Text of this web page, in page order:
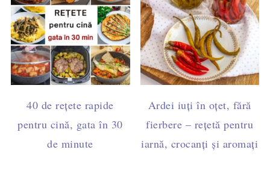
40 de rețete rapide
pentru cină, gata în 30
de minute
Ardei iuți în oțet, fără
fierbere – rețetă pentru
iarnă, crocanți și aromați